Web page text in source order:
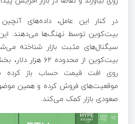
در کنار این عامل، داده‌های
بیت‌کوین توسط نهنگ‌ها می‌دهند. این
سیگنال‌های مثبت بازار شناخته
بیت‌کوین از محدوده
روی افت قیمت حساب باز کرده
موقعیت‌های فروش کرده و همین
صعودی بازار کمک می‌کند.